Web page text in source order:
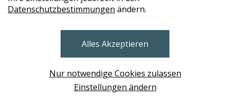
Datenschutzbestimmungen ändern.
Alles Akzeptieren
Nur notwendige Cookies zulassen
Einstellungen ändern